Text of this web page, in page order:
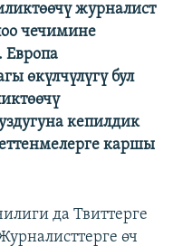
журналист
чечимине
Европа
өкүлчүлүгү бул
кепилдик
каршы
да Твиттерге
өч